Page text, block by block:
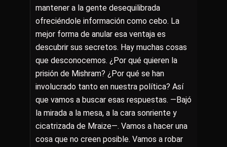
mantener a la gente desequilibrada
ofreciéndole información como cebo. La
mejor forma de anular esa ventaja es
descubrir sus secretos. Hay muchas cosas
que desconocemos. ¿Por qué quieren la
prisión de Mishram? ¿Por qué se han
involucrado tanto en nuestra política? Así
que vamos a buscar esas respuestas. —Bajó
la mirada a la mesa, a la cara sonriente y
cicatrizada de Mraize—. Vamos a hacer una
cosa que no creen posible. Vamos a robar